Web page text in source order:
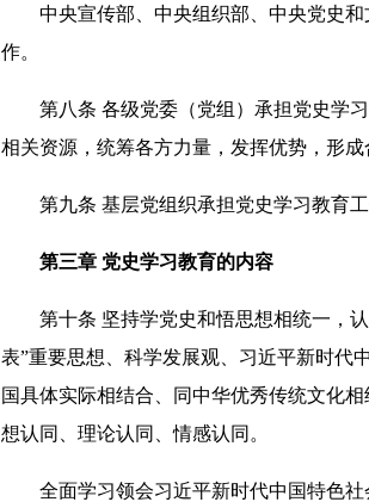
中央宣传部、中央组织部、中央党史和
作。
第八条 各级党委（党组）承担党史学习
相关资源，统筹各方力量，发挥优势，形成
第九条 基层党组织承担党史学习教育工
第三章 党史学习教育的内容
第十条 坚持学党史和悟思想相统一，认
表”重要思想、科学发展观、习近平新时代
国具体实际相结合、同中华优秀传统文化
想认同、理论认同、情感认同。
全面学习领会习近平新时代中国特色社